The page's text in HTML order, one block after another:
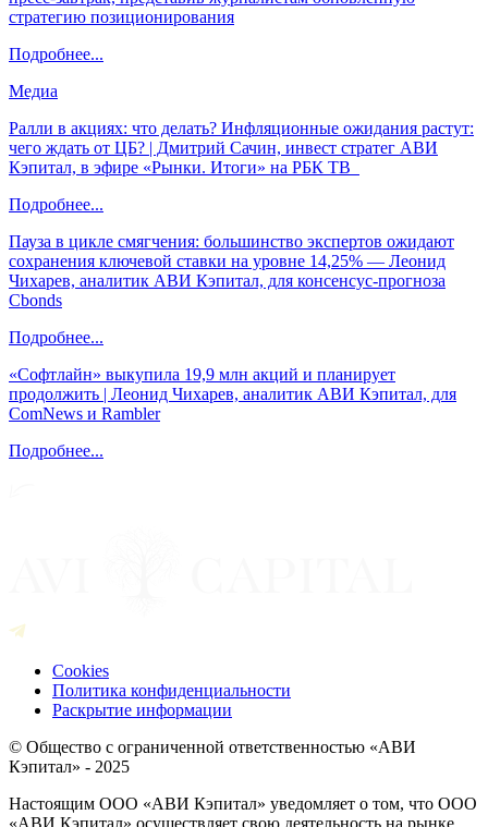
стратегию позиционирования
Подробнее...
Медиа
Ралли в акциях: что делать? Инфляционные ожидания растут:
чего ждать от ЦБ? | Дмитрий Сачин, инвест стратег АВИ
Кэпитал, в эфире «Рынки. Итоги» на РБК ТВ
Подробнее...
Пауза в цикле смягчения: большинство экспертов ожидают
сохранения ключевой ставки на уровне 14,25% — Леонид
Чихарев, аналитик АВИ Кэпитал, для консенсус-прогноза
Cbonds
Подробнее...
«Софтлайн» выкупила 19,9 млн акций и планирует
продолжить | Леонид Чихарев, аналитик АВИ Кэпитал, для
ComNews и Rambler
Подробнее...
Cookies
Политика конфиденциальности
Раскрытие информации
© Общество с ограниченной ответственностью «АВИ
Кэпитал» - 2025
Настоящим ООО «АВИ Кэпитал» уведомляет о том, что ООО
«АВИ Кэпитал» осуществляет свою деятельность на рынке